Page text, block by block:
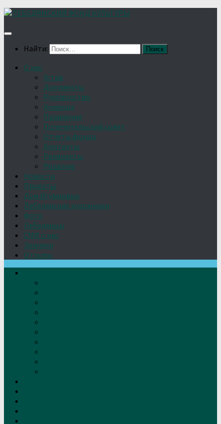
Найти:
О нас
Устав
Документы
Руководство
Команда
Правление
Попечительский совет
Отчёты фонда
Контакты
Реквизиты
Решение
Новости
Проекты
Дом Игумновых
Лебедянские художники
Фото
Лебедянцы
СМИ о нас
Земляки
Отзывы